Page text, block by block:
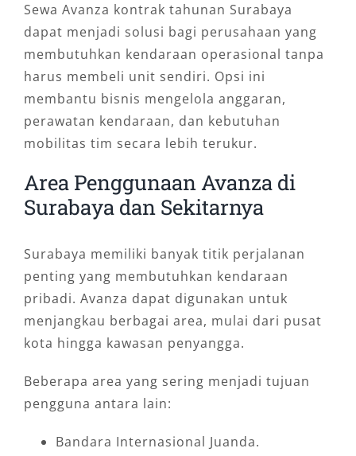
Sewa Avanza kontrak tahunan Surabaya
dapat menjadi solusi bagi perusahaan yang
membutuhkan kendaraan operasional tanpa
harus membeli unit sendiri. Opsi ini
membantu bisnis mengelola anggaran,
perawatan kendaraan, dan kebutuhan
mobilitas tim secara lebih terukur.
Area Penggunaan Avanza di
Surabaya dan Sekitarnya
Surabaya memiliki banyak titik perjalanan
penting yang membutuhkan kendaraan
pribadi. Avanza dapat digunakan untuk
menjangkau berbagai area, mulai dari pusat
kota hingga kawasan penyangga.
Beberapa area yang sering menjadi tujuan
pengguna antara lain:
Bandara Internasional Juanda.